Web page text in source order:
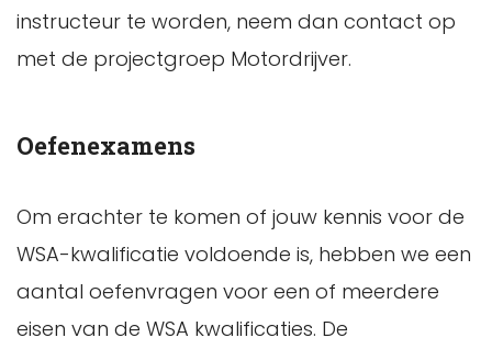
instructeur te worden, neem dan contact op
met de projectgroep Motordrijver.
Oefenexamens
Om erachter te komen of jouw kennis voor de
WSA-kwalificatie voldoende is, hebben we een
aantal oefenvragen voor een of meerdere
eisen van de WSA kwalificaties. De